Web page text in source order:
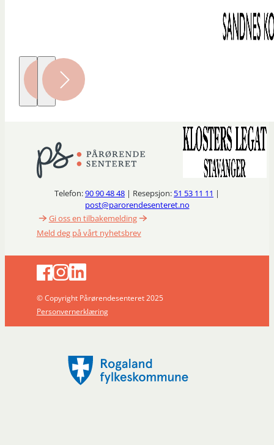
Telefon:90 90 48 48 | Resepsjon: 51 53 11 11 |
post@parorendesenteret.no
Gi oss en tilbakemelding
Meld deg på vårt nyhetsbrev
© Copyright Pårørendesenteret 2025
Personvernerklæring